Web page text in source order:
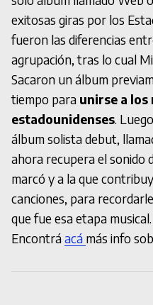
exitosas giras por los
fueron las diferencias
agrupación, tras lo cual
Sacaron un álbum
tiempo para unirse a los
estadounidenses.
álbum solista debut,
ahora recupera el sonido
marcó y a la que
canciones, para
que fue esa etapa musical.
Encontráacá más info